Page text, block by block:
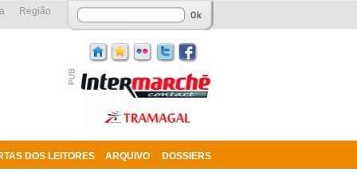
DOS LEITORES ARQUIVO DOSSIERS
Região